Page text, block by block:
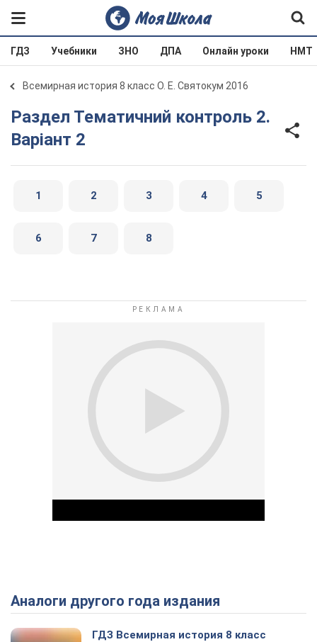
ГДЗ Учебники ЗНО ДПА Онлайн уроки НМТ
Всемирная история 8 класс О. Е. Святокум 2016
Раздел Тематичний контроль 2.
Варіант 2
1 2 3 4 5
6 7 8
Play Video
Аналоги другого года издания
ГДЗ Всемирная история 8 класс